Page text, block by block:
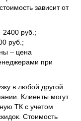
зависит от
2400 руб.;
руб.;
– цена
при
в любой другой
Клиенты могут
ТК с учетом
Стоимость